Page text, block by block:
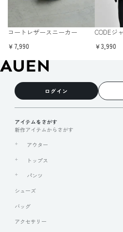
コートレザースニーカー
￥7,990
CODEジ
￥3,990
ログイン
アイテムをさがす
新作アイテムからさがす
アウター
トップス
パンツ
シューズ
バッグ
アクセサリー